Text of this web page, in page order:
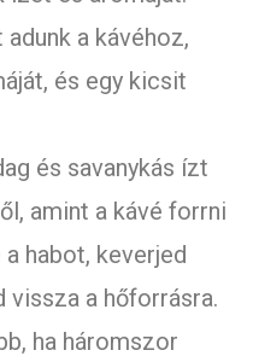
a kávéhoz,
és egy kicsit
és savanykás ízt
amint a kávé forrni
habot, keverjed
vissza a hőforrásra.
ha háromszor